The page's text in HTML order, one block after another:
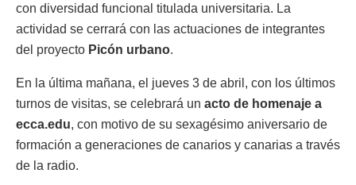
con diversidad funcional titulada universitaria. La
actividad se cerrará con las actuaciones de integrantes
del proyecto Picón urbano.
En la última mañana, el jueves 3 de abril, con los últimos
turnos de visitas, se celebrará un acto de homenaje a
ecca.edu, con motivo de su sexagésimo aniversario de
formación a generaciones de canarios y canarias a través
de la radio.